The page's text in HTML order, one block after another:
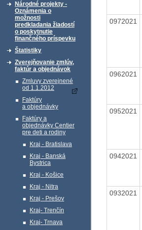
Národné projekty -
Oznámenia o
možnosti
predkladania žiadostí
o poskytnutie
finančného príspevku
Štatistiky
Zverejňovanie zmlúv,
faktúr a objednávok
Zmluvy zverejnené
od 1.1.2012
Faktúry
a objednávky
Faktúry a
objednávky Centier
pre deti a rodiny
Kraj - Bratislava
Kraj - Banská
Bystrica
Kraj - Košice
Kraj - Nitra
Kraj - Prešov
Kraj- Trenčín
Kraj- Trnava
0972021
0962021
0952021
0942021
0932021